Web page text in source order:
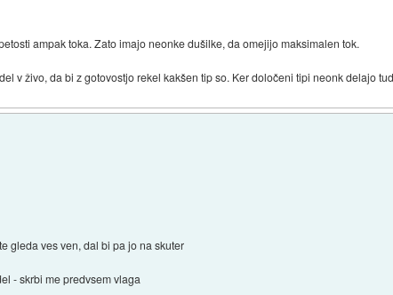
ampak toka. Zato imajo neonke dušilke, da omejijo maksimalen tok.
v živo, da bi z gotovostjo rekel kakšen tip so. Ker določeni tipi neonk delajo
gleda ves ven, dal bi pa jo na skuter
- skrbi me predvsem vlaga